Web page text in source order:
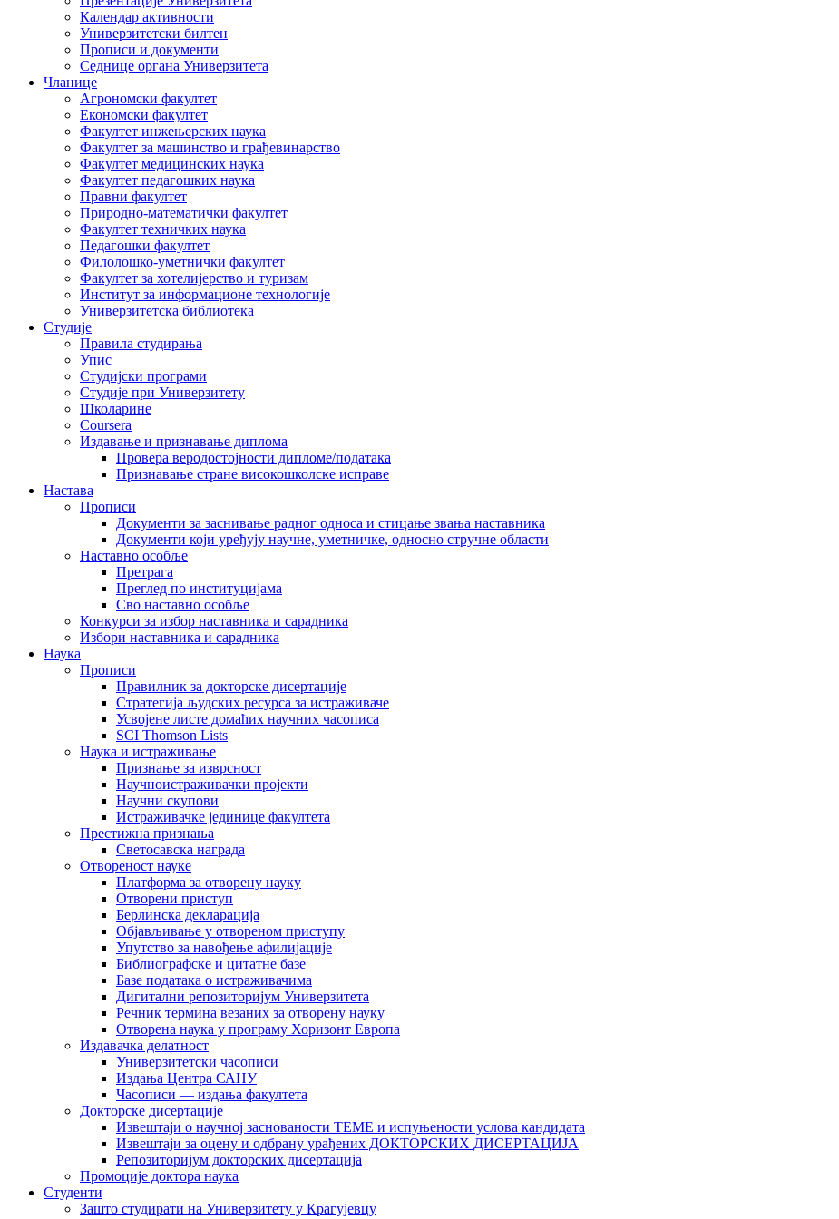
Календар активности
Универзитетски билтен
Прописи и документи
Седнице органа Универзитета
Чланице
Агрономски факултет
Економски факултет
Факултет инжењерских наука
Факултет за машинство и грађевинарство
Факултет медицинских наука
Факултет педагошких наука
Правни факултет
Природно-математички факултет
Факултет техничких наука
Педагошки факултет
Филолошко-уметнички факултет
Факултет за хотелијерство и туризам
Институт за информационе технологије
Универзитетска библиотека
Студије
Правила студирања
Упис
Студијски програми
Студије при Универзитету
Школарине
Coursera
Издавање и признавање диплома
Провера веродостојности дипломе/података
Признавање стране високошколске исправе
Настава
Прописи
Документи за заснивање радног односа и стицање звања наставника
Документи који уређују научне, уметничке, односно стручне области
Наставно особље
Претрага
Преглед по институцијама
Сво наставно особље
Конкурси за избор наставника и сарадника
Избори наставника и сарадника
Наука
Прописи
Правилник за докторске дисертације
Стратегија људских ресурса за истраживаче
Усвојене листе домаћих научних часописа
SCI Thomson Lists
Наука и истраживање
Признање за изврсност
Научноистраживачки пројекти
Научни скупови
Истраживачке јединице факултета
Престижна признања
Светосавска награда
Отвореност науке
Платформа за отворену науку
Отворени приступ
Берлинска декларација
Објављивање у отвореном приступу
Упутство за навођење афилијације
Библиографске и цитатне базе
Базе података о истраживачима
Дигитални репозиторијум Универзитета
Рeчник термина везаних за отворену науку
Отворена наука у програму Хоризонт Европа
Издавачка делатност
Универзитетски часописи
Издања Центра САНУ
Часописи — издања факултета
Докторске дисертације
Извештаји о научној заснованости ТЕМЕ и испуњености услова кандидата
Извештаји за оцену и одбрану урађених ДОКТОРСКИХ ДИСЕРТАЦИЈА
Репозиторијум докторских дисертација
Промоције доктора наука
Студенти
Зашто студирати на Универзитету у Крагујевцу